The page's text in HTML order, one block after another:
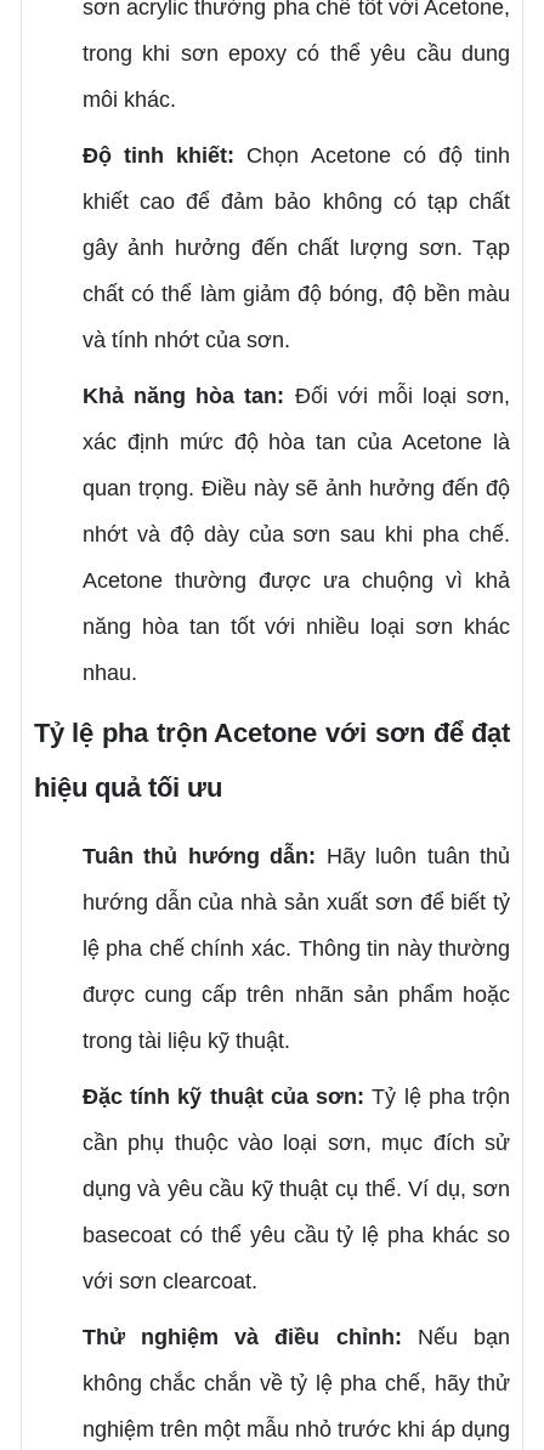
sơn acrylic thường pha chế tốt với Acetone,
trong khi sơn epoxy có thể yêu cầu dung
môi khác.
Độ tinh khiết: Chọn Acetone có độ tinh
khiết cao để đảm bảo không có tạp chất
gây ảnh hưởng đến chất lượng sơn. Tạp
chất có thể làm giảm độ bóng, độ bền màu
và tính nhớt của sơn.
Khả năng hòa tan: Đối với mỗi loại sơn,
xác định mức độ hòa tan của Acetone là
quan trọng. Điều này sẽ ảnh hưởng đến độ
nhớt và độ dày của sơn sau khi pha chế.
Acetone thường được ưa chuộng vì khả
năng hòa tan tốt với nhiều loại sơn khác
nhau.
Tỷ lệ pha trộn Acetone với sơn để đạt
hiệu quả tối ưu
Tuân thủ hướng dẫn: Hãy luôn tuân thủ
hướng dẫn của nhà sản xuất sơn để biết tỷ
lệ pha chế chính xác. Thông tin này thường
được cung cấp trên nhãn sản phẩm hoặc
trong tài liệu kỹ thuật.
Đặc tính kỹ thuật của sơn:Tỷ lệ pha trộn
cần phụ thuộc vào loại sơn, mục đích sử
dụng và yêu cầu kỹ thuật cụ thể. Ví dụ, sơn
basecoat có thể yêu cầu tỷ lệ pha khác so
với sơn clearcoat.
Thử nghiệm và điều chỉnh: Nếu bạn
không chắc chắn về tỷ lệ pha chế, hãy thử
nghiệm trên một mẫu nhỏ trước khi áp dụng